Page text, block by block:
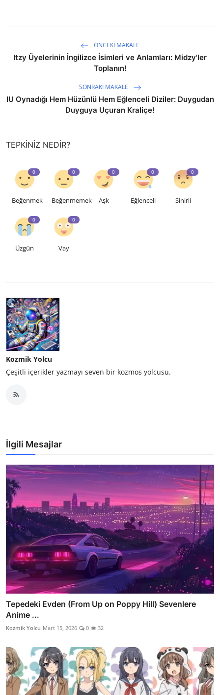
ÖNCEKI MAKALE
Itzy Üyelerinin İngilizce İsimleri ve Anlamları: Midzy'ler
Toplanın!
SONRAKI MAKALE
IU Oynadığı Hem Hüzünlü Hem Eğlenceli Diziler: Duygudan
Duyguya Uçuran Kraliçe!
TEPKINIZ NEDIR?
0
Beğenmek
0
Beğenmemek
0
Aşk
0
Eğlenceli
0
Sinirli
0
Üzgün
0
Vay
Kozmik Yolcu
Çeşitli içerikler yazmayı seven bir kozmos yolcusu.
İlgili Mesajlar
Tepedeki Evden (From Up on Poppy Hill) Sevenlere
Anime ...
Kozmik Yolcu Mart 15, 2026 0 32